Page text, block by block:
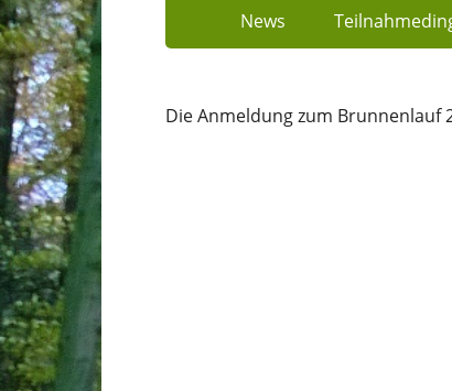
News
Die Anmeldung zum Brunnenlauf